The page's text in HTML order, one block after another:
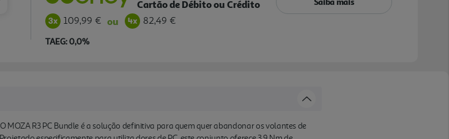
Cartão de Débito ou Crédito
109,99 € ou 82,49 €
TAEG: 0,0%
MOZA R3 PC Bundle é a solução definitiva para quem quer abandonar os volantes de